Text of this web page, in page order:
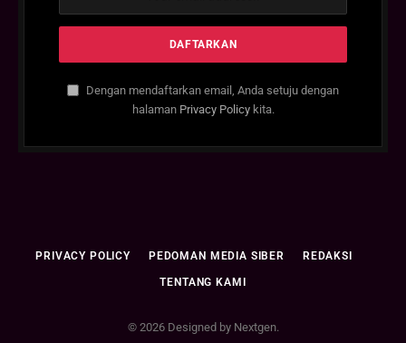
Dengan mendaftarkan email, Anda setuju dengan
halaman Privacy Policykita.
PRIVACY POLICY PEDOMAN MEDIA SIBER REDAKSI
TENTANG KAMI
© 2026 Designed by Nextgen.